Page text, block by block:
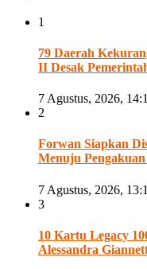
1
79 Daerah
II Desak
7 Agustus, 2026,
2
Forwan Siapkan
Menuju Pengakuan
7 Agustus, 2026,
3
10 Kartu Legacy
Alessandra